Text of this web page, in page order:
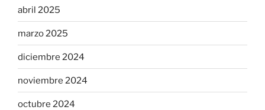
abril 2025
marzo 2025
diciembre 2024
noviembre 2024
octubre 2024